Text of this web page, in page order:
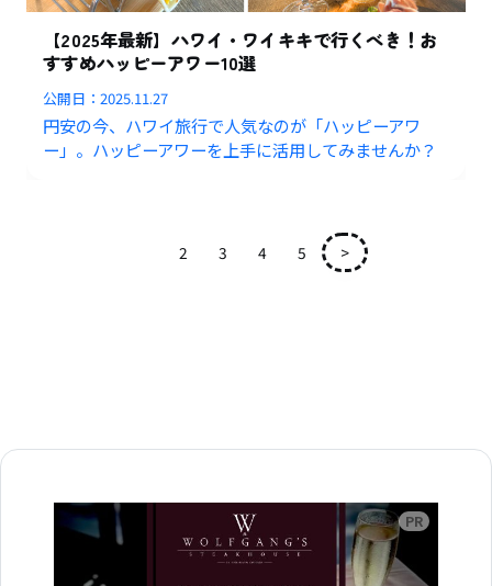
【2025年最新】ハワイ・ワイキキで行くべき！お
すすめハッピーアワー10選
公開日：2025.11.27
円安の今、ハワイ旅行で人気なのが「ハッピーアワ
ー」。ハッピーアワーを上手に活用してみませんか？
2 3 4 5 >
広告